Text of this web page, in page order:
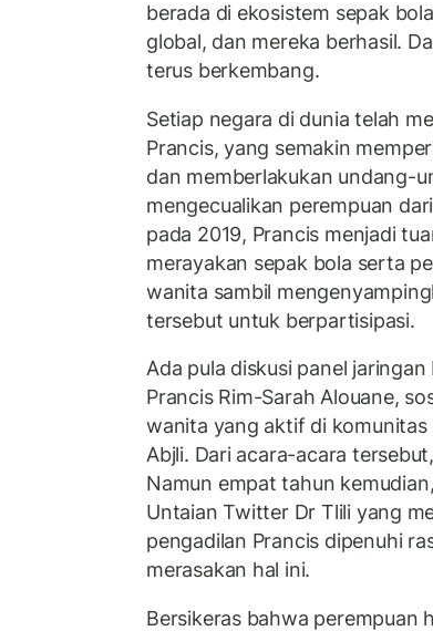
berada di ekosistem sepak
global, dan mereka berhasil.
terus berkembang.
Setiap negara di dunia telah
Prancis, yang semakin
dan memberlakukan undang-
mengecualikan perempuan
pada 2019, Prancis menjadi
merayakan sepak bola serta
wanita sambil
tersebut untuk berpartisipasi.
Ada pula diskusi panel
Prancis Rim-Sarah Alouane,
wanita yang aktif di komunitas
Abjli. Dari acara-acara
Namun empat tahun
Untaian Twitter Dr Tlili yang
pengadilan Prancis dipenuhi
merasakan hal ini.
Bersikeras bahwa perempuan